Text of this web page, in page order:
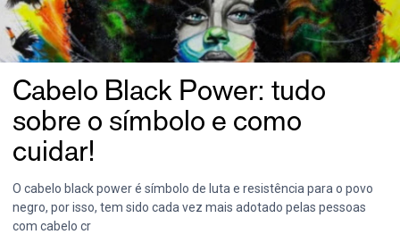
Cabelo Black Power: tudo
sobre o símbolo e como
cuidar!
O cabelo black power é símbolo de luta e resistência para o povo
negro, por isso, tem sido cada vez mais adotado pelas pessoas
com cabelo cr